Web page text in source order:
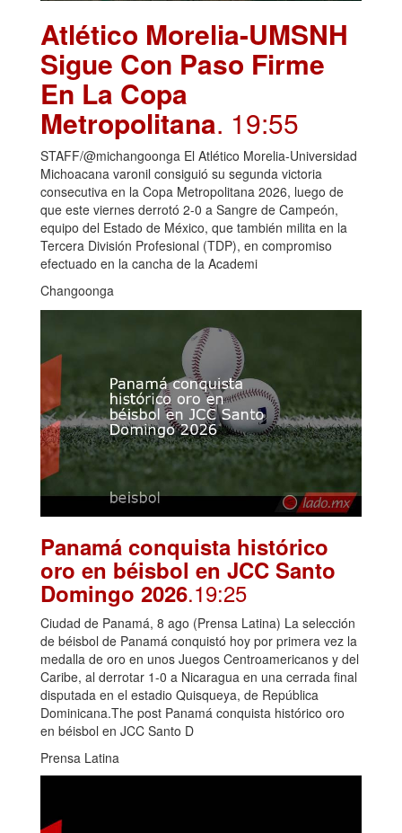
Atlético Morelia-UMSNH
Sigue Con Paso Firme
En La Copa
Metropolitana. 19:55
STAFF/@michangoonga El Atlético Morelia-Universidad
Michoacana varonil consiguió su segunda victoria
consecutiva en la Copa Metropolitana 2026, luego de
que este viernes derrotó 2-0 a Sangre de Campeón,
equipo del Estado de México, que también milita en la
Tercera División Profesional (TDP), en compromiso
efectuado en la cancha de la Academi
Changoonga
Panamá conquista histórico
oro en béisbol en JCC Santo
Domingo 2026.19:25
Ciudad de Panamá, 8 ago (Prensa Latina) La selección
de béisbol de Panamá conquistó hoy por primera vez la
medalla de oro en unos Juegos Centroamericanos y del
Caribe, al derrotar 1-0 a Nicaragua en una cerrada final
disputada en el estadio Quisqueya, de República
Dominicana.The post Panamá conquista histórico oro
en béisbol en JCC Santo D
Prensa Latina